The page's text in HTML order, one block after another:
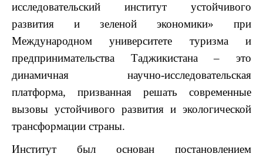
исследовательский институт устойчивого
развития и зеленой экономики» при
Международном университете туризма и
предпринимательства Таджикистана – это
динамичная научно-исследовательская
платформа, призванная решать современные
вызовы устойчивого развития и экологической
трансформации страны.
Институт был основан постановлением